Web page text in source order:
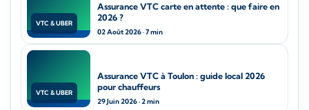
VTC & UBER
Assurance VTC carte en attente : que faire en
2026 ?
02 Août 2026 · 7 min
VTC & UBER
Assurance VTC à Toulon : guide local 2026
pour chauffeurs
29 Juin 2026 · 2 min